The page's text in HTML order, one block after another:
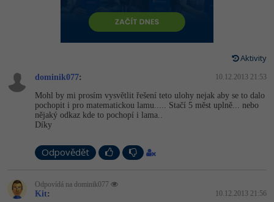
HTML5, CSS3, Bootstrap, SEO
Testování a verzování
UML a návrhové vzory
Python
HTML / CSS
Webdesigner
Systémový administrátor
Grafik / UX/UI návrhář
-80%
C++ -80%
-80%
Kotlin -80%
C -80%
Digitální gramotnost
Marketing
SEO -30%
Business
Kryptoměny -25%
Photoshop -80%
Adobe Illustrator -80%
Adobe Lightroom
Adobe XD -15%
Adobe After Effects
Blender -80%
Aktivity
dominik077: 10.12.2013 21:53
Mohl by mi prosím vysvětlit řešení teto ulohy nejak aby se to dalo
pochopit i pro matematickou lamu..... Stačí 5 měst uplně... nebo
nějaký odkaz kde to pochopí i lama..
Díky
Odpovědět
Odpovídá na dominik077
Kit: 10.12.2013 21:56